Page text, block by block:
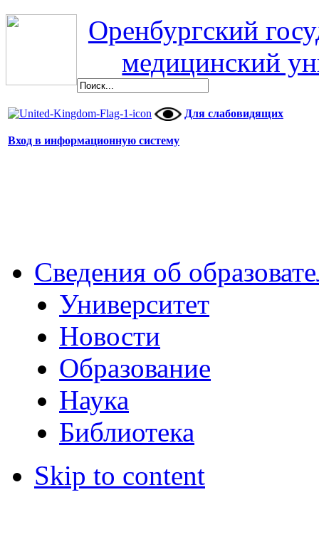
Оренбургский
медицинский
Для слабовидящих
Вход в информационную систему
Сведения об
Университет
Новости
Образование
Наука
Библиотека
Skip to content